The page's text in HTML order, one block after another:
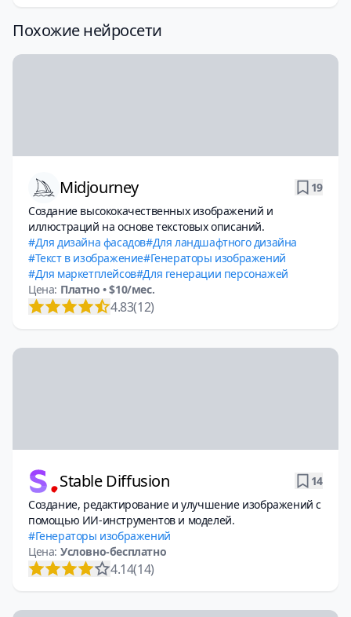
Похожие нейросети
Midjourney
19
Создание высококачественных изображений и
иллюстраций на основе текстовых описаний.
Для дизайна фасадов Для ландшафтного дизайна
Текст в изображение Генераторы изображений
Для маркетплейсов Для генерации персонажей
Цена: Платно• $10/мес.
4.83(12)
Stable Diffusion
14
Создание, редактирование и улучшение изображений с
помощью ИИ-инструментов и моделей.
Генераторы изображений
Цена: Условно-бесплатно
4.14(14)